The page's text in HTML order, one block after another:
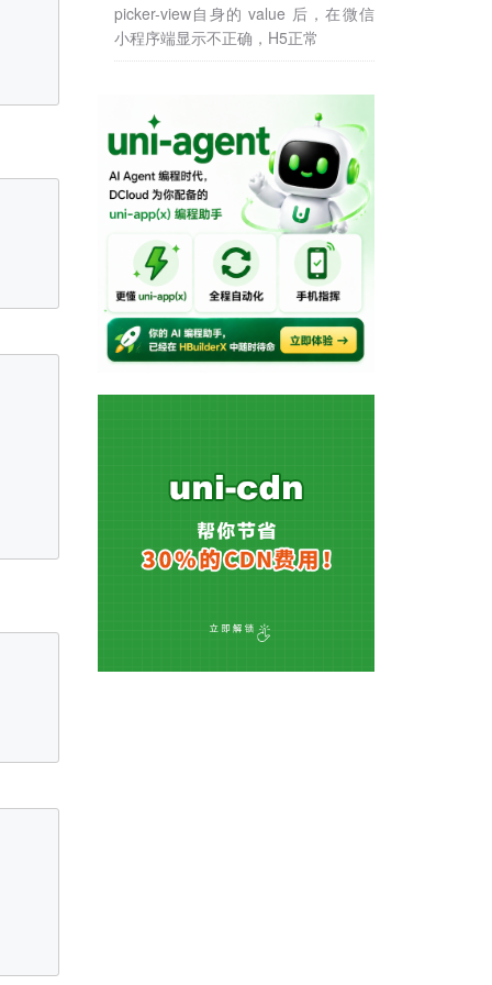
picker-view自身的 value 后，在微信
小程序端显示不正确，H5正常